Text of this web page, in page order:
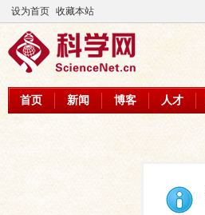
设为首页 收藏本站
首页 新闻 博客 人才